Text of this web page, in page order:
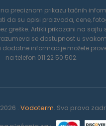
preciznom prikazu tačnih
da su opisi proizvoda, cene,
greške. Artikli prikazani na sajtu
se dostupnost u
dodatne informacije možete
na telefon 011 22 50 502.
. Vodoterm. Sva prava